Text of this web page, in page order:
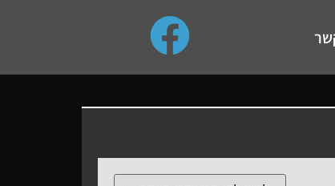
up and down arrows to review and enter to go to